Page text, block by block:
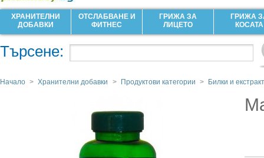
ХРАНИТЕЛНИ
ДОБАВКИ
ОТСЛАБВАНЕ И
ФИТНЕС
ГРИЖА ЗА
ЛИЦЕТО
ГРИЖА
КОСАТА
Търсене:
Начало > Хранителни добавки > Продуктови категории > Билки и